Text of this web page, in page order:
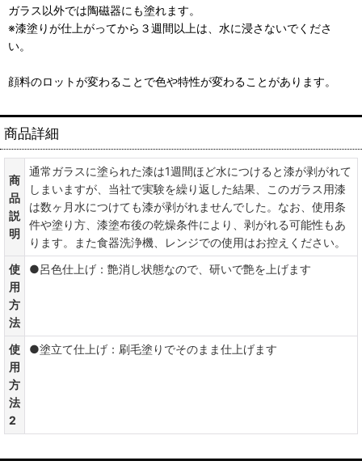
ガラス以外では陶磁器にも塗れます。
※漆塗りが仕上がってから３週間以上は、水に浸さないでくださ
い。
顔料のロットが変わることで色や特性が変わることがあります。
商品詳細
商
品
説
明
通常ガラスに塗られた漆は1週間ほど水につけると漆が剥がれて
しまいますが、当社で実験を繰り返した結果、このガラス用漆
は数ヶ月水につけても漆が剥がれませんでした。なお、使用条
件や塗り方、漆塗布後の乾燥条件により、剥がれる可能性もあ
ります。また食器洗浄機、レンジでの使用はお控えください。
使
用
方
法
●呂色仕上げ：艶消し状態なので、研いで艶を上げます
使
用
方
法
2
●塗立て仕上げ：刷毛塗りでそのまま仕上げます